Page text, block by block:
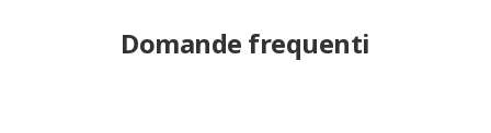
Domande frequenti